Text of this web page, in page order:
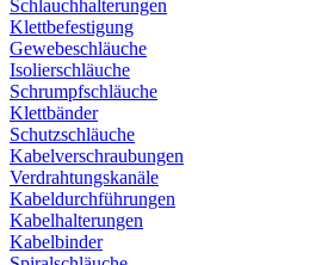
Schlauchhalterungen
Klettbefestigung
Gewebeschläuche
Isolierschläuche
Schrumpfschläuche
Klettbänder
Schutzschläuche
Kabelverschraubungen
Verdrahtungskanäle
Kabeldurchführungen
Kabelhalterungen
Kabelbinder